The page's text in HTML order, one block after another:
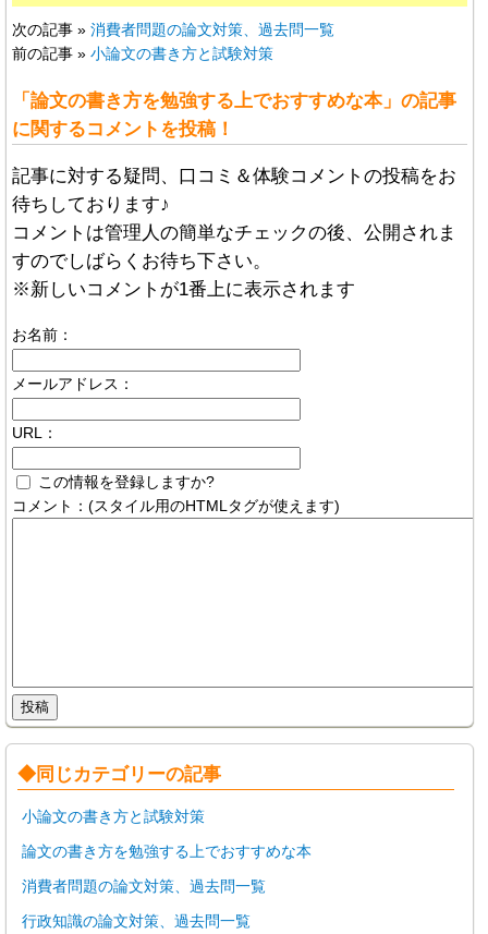
次の記事 » 消費者問題の論文対策、過去問一覧
前の記事 » 小論文の書き方と試験対策
「論文の書き方を勉強する上でおすすめな本」の記事
に関するコメントを投稿！
記事に対する疑問、口コミ＆体験コメントの投稿をお
待ちしております♪
コメントは管理人の簡単なチェックの後、公開されま
すのでしばらくお待ち下さい。
※新しいコメントが1番上に表示されます
お名前：
メールアドレス：
URL：
この情報を登録しますか?
コメント：(スタイル用のHTMLタグが使えます)
◆同じカテゴリーの記事
小論文の書き方と試験対策
論文の書き方を勉強する上でおすすめな本
消費者問題の論文対策、過去問一覧
行政知識の論文対策、過去問一覧